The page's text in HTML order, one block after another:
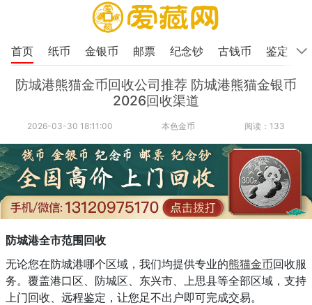
首页 纸币 金银币 邮票 纪念钞 古钱币 鉴定
防城港熊猫金币回收公司推荐 防城港熊猫金银币
2026回收渠道
2026-03-30 18:11:00 本色金币 阅读：133
防城港全市范围回收
无论您在防城港哪个区域，我们均提供专业的熊猫金币回收服
务。覆盖港口区、防城区、东兴市、上思县等全部区域，支持
上门回收、远程鉴定，让您足不出户即可完成交易。